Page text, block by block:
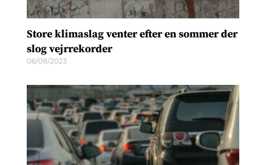
Store klimaslag venter efter en sommer der
slog vejrrekorder
06/08/2023